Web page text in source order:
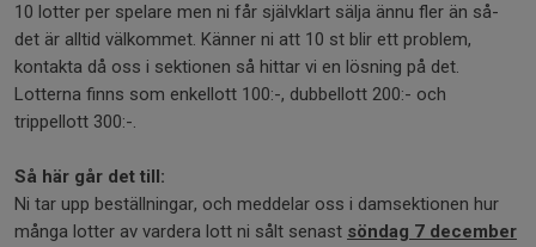
10 lotter per spelare men ni får självklart sälja ännu fler än så-
det är alltid välkommet. Känner ni att 10 st blir ett problem,
kontakta då oss i sektionen så hittar vi en lösning på det.
Lotterna finns som enkellott 100:-, dubbellott 200:- och
trippellott 300:-.
Så här går det till:
Ni tar upp beställningar, och meddelar oss i damsektionen hur
många lotter av vardera lott ni sålt senast söndag 7 december